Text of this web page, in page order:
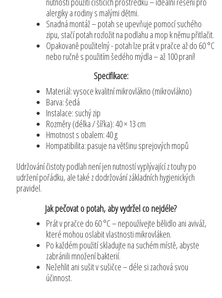
alergiky a rodiny s malými dětmi.
Snadná montáž – potah se upevňuje pomocí suchého
zipu, stačí potah rozložit na podlahu a mop k němu přitlačit.
Opakovaně použitelný - potah lze prát v pračce až do 60 °C
nebo ručně s použitím šedého mýdla – až 100 praní!
Specifikace:
Materiál: vysoce kvalitní mikrovlákno (mikrovlákno)
Barva: šedá
Instalace: suchý zip
Rozměry (délka / šířka): 40 × 13 cm
Hmotnost s obalem: 40 g
Hompatibilita: pasuje na většinu sprejových mopů
Udržování čistoty podlah není jen nutností vyplývající z touhy po
udržení pořádku, ale také z dodržování základních hygienických
pravidel.
Jak pečovat o potah, aby vydržel co nejdéle?
Prát v pračce do 60 °C – nepoužívejte bělidlo ani aviváž,
které mohou oslabit vlastnosti mikrovláken.
Po každém použití skladujte na suchém místě, abyste
zabránili množení bakterií.
Nežehlit ani sušit v sušičce – déle si zachová svou
účinnost.